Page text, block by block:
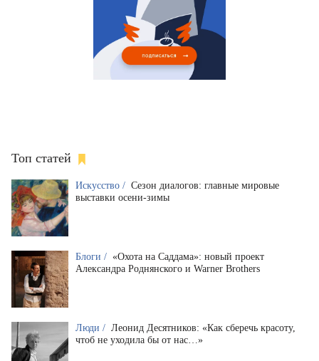
Топ статей
Искусство / Сезон диалогов: главные мировые
выставки осени-зимы
Блоги / «Охота на Саддама»: новый проект
Александра Роднянского и Warner Brothers
Люди / Леонид Десятников: «Как сберечь красоту,
чтоб не уходила бы от нас…»